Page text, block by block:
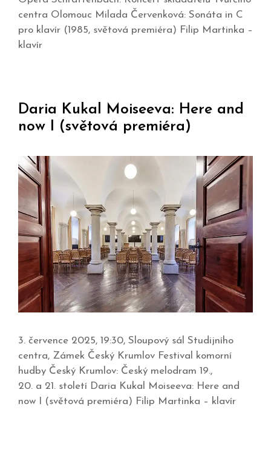
centra Olomouc Milada Červenková: Sonáta in C
pro klavír (1985, světová premiéra) Filip Martinka –
klavír
Daria Kukal Moiseeva: Here and
now I (světová premiéra)
3. července 2025, 19:30, Sloupový sál Studijního
centra, Zámek Český Krumlov Festival komorní
hudby Český Krumlov: Český melodram 19.,
20. a 21. století Daria Kukal Moiseeva: Here and
now I (světová premiéra) Filip Martinka – klavír